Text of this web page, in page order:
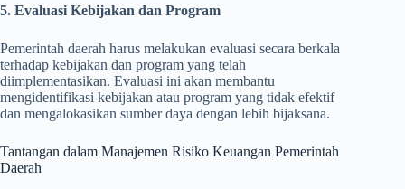
5. Evaluasi Kebijakan dan Program
Pemerintah daerah harus melakukan evaluasi secara berkala
terhadap kebijakan dan program yang telah
diimplementasikan. Evaluasi ini akan membantu
mengidentifikasi kebijakan atau program yang tidak efektif
dan mengalokasikan sumber daya dengan lebih bijaksana.
Tantangan dalam Manajemen Risiko Keuangan Pemerintah
Daerah